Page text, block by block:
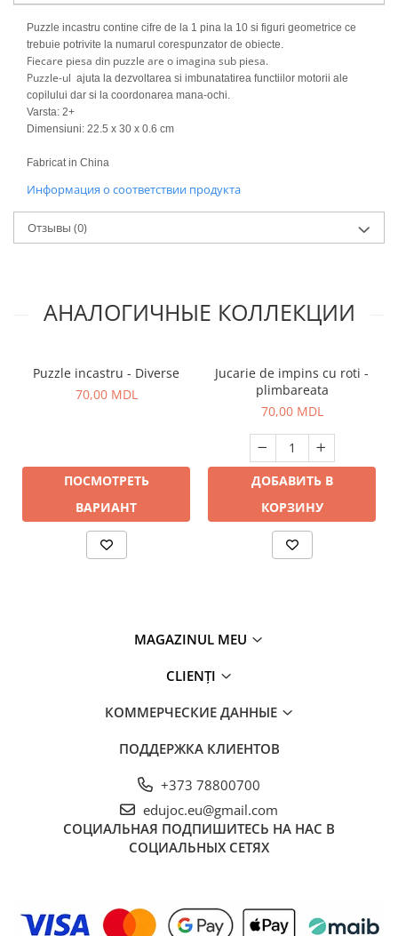
Puzzle incastru contine cifre de la 1 pina la 10 si figuri geometrice ce
trebuie potrivite la numarul corespunzator de obiecte.
Fiecare piesa din puzzle are o imagina sub piesa.
Puzzle-ul ajuta la dezvoltarea si imbunatatirea functiilor motorii ale
copilului dar si la coordonarea mana-ochi.
Varsta: 2+
Dimensiuni: 22.5 x 30 x 0.6 cm
Fabricat in China
Информация о соответствии продукта
Отзывы (0)
АНАЛОГИЧНЫЕ КОЛЛЕКЦИИ
Puzzle incastru - Diverse
70,00 MDL
ПОСМОТРЕТЬ
ВАРИАНТ
Jucarie de impins cu roti -
plimbareata
70,00 MDL
ДОБАВИТЬ В
КОРЗИНУ
MAGAZINUL MEU
CLIENȚI
КОММЕРЧЕСКИЕ ДАННЫЕ
ПОДДЕРЖКА КЛИЕНТОВ
+373 78800700
edujoc.eu@gmail.com
СОЦИАЛЬНАЯ ПОДПИШИТЕСЬ НА НАС В
СОЦИАЛЬНЫХ СЕТЯХ